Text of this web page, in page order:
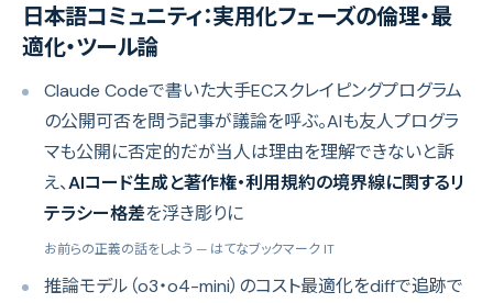
日本語コミュニティ：実用化フェーズの倫理・最
適化・ツール論
Claude Codeで書いた大手ECスクレイピングプログラム
の公開可否を問う記事が議論を呼ぶ。AIも友人プログラ
マも公開に否定的だが当人は理由を理解できないと訴
え、AIコード生成と著作権・利用規約の境界線に関するリ
テラシー格差を浮き彫りに
お前らの正義の話をしよう — はてなブックマーク IT
推論モデル（o3・o4-mini）のコスト最適化をdiffで追跡で